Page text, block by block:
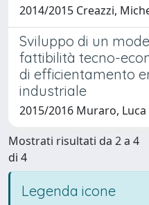
2014/2015 Creazzi,
Sviluppo di un
fattibilità tecno-
di efficientamento
industriale
2015/2016 Muraro, Luca
Mostrati risultati da 2 a 4
di 4
Legenda icone